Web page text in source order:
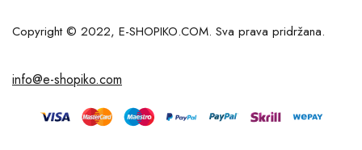
Copyright © 2022, E-SHOPIKO.COM. Sva prava pridržana.
info@e-shopiko.com